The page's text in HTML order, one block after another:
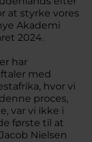
at styrke vores
Akademi
2024.
har
med
hvor vi
proces,
var vi ikke i
første til at
Nielsen